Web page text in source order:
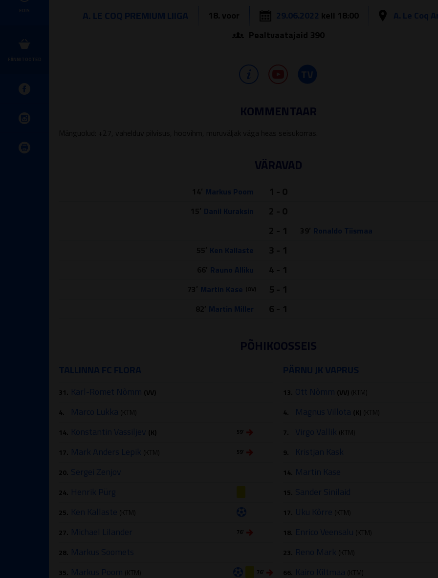
ERIS
FÄNNITOOTED
A. LE COQ PREMIUM LIIGA 18. voor 29.06.2022 kell 18:00
A. Le Coq
Pealtvaatajaid 390
KOMMENTAAR
VÄRAVAD
Markus Poom
Danil Kuraksin
Ronaldo Tiismaa
Ken Kallaste
Rauno Alliku
Martin Kase
Martin Miller
PÕHIKOOSSEIS
TALLINNA FC FLORA
31. Karl-Romet Nõmm (VV)
4.
Marco Lukka (KTM)
14.
59′
Konstantin Vassiljev (K)
17.
59′
Mark Anders Lepik (KTM)
20. Sergei Zenjov
24. Henrik Pürg
25. Ken Kallaste (KTM)
27.
76′
Michael Lilander
28. Markus Soomets
35. 76′
Markus Poom (KTM)
PÄRNU JK VAPRUS
13. Ott Nõmm (VV) (KTM)
4.
Magnus Villota (K) (KTM)
7.
Virgo Vallik (KTM)
9.
Kristjan Kask
14. Martin Kase
15. Sander Sinilaid
17. Uku Kõrre (KTM)
18. Enrico Veensalu (KTM)
23. Reno Mark (KTM)
66. Kairo Kiltmaa (KTM)